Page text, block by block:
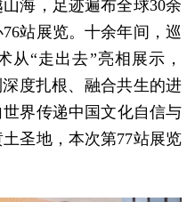
海， 足迹遍布全球30余
76站展览。十余年间 ，巡
从“走出去”亮相展示，
度扎根、 融合共生的进
世界传递中 国文化自信与
圣地， 本次第77站展览